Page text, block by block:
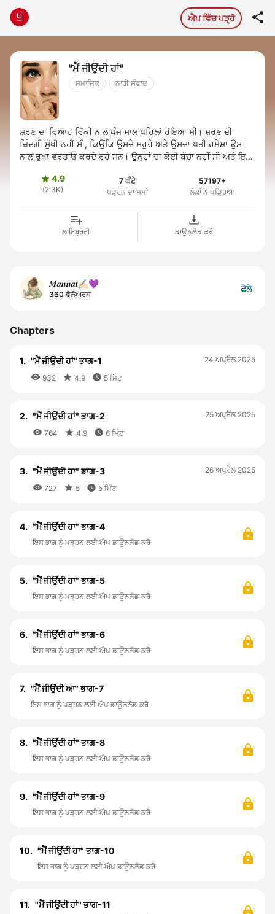
ਐਪ ਵਿੱਚ ਪੜ੍ਹੋ 
"ਮੈਂ ਜੀਉਂਦੀ ਹਾਂ"
ਸਮਾਜਿਕ ਨਾਰੀ ਸੰਵਾਦ
ਸ਼ਰਣ ਦਾ ਵਿਆਹ ਵਿੱਕੀ ਨਾਲ ਪੰਜ ਸਾਲ ਪਹਿਲਾਂ ਹੋਇਆ ਸੀ। ਸ਼ਰਣ ਦੀ
ਜ਼ਿੰਦਗੀ ਸੁੱਖੀ ਨਹੀਂ ਸੀ, ਕਿਉਂਕਿ ਉਸਦੇ ਸਹੁਰੇ ਅਤੇ ਉਸਦਾ ਪਤੀ ਹਮੇਸ਼ਾ ਉਸ
ਨਾਲ ਰੁਖਾ ਵਰਤਾਓ ਕਰਦੇ ਰਹੇ ਸਨ। ਉਨ੍ਹਾਂ ਦਾ ਕੋਈ ਬੱਚਾ ਨਹੀਂ ਸੀ ਅਤੇ ਇਸ
4.9
(2.3K)
7 ਘੰਟੇ
ਪੜ੍ਹਨ ਦਾ ਸਮਾਂ
57197+
ਲੋਕਾਂ ਨੇ ਪੜ੍ਹਿਆ
ਲਾਇਬ੍ਰੇਰੀ ਡਾਊਨਲੋਡ ਕਰੋ
𝑴𝒂𝒏𝒏𝒂𝒕✍🏻💜
360 ਫੋਲੋਅਰਸ
ਫੋਲੋ
Chapters
1. "ਮੈਂ ਜੀਉਂਦੀ ਹਾਂ" ਭਾਗ-1
 932  4.9  5 ਮਿੰਟ
24 ਅਪ੍ਰੈਲ 2025
2. "ਮੈਂ ਜੀਉਂਦੀ ਹਾਂ" ਭਾਗ-2
 764  4.9  6 ਮਿੰਟ
25 ਅਪ੍ਰੈਲ 2025
3. "ਮੈਂ ਜੀਉਂਦੀ ਹਾ" ਭਾਗ-3
 727  5  5 ਮਿੰਟ
26 ਅਪ੍ਰੈਲ 2025
4. "ਮੈਂ ਜੀਉਂਦੀ ਹਾ" ਭਾਗ-4
ਇਸ ਭਾਗ ਨੂੰ ਪੜ੍ਹਨ ਲਈ ਐਪ ਡਾਊਨਲੋਡ ਕਰੋ
5. "ਮੈਂ ਜੀਉਂਦੀ ਹਾ" ਭਾਗ-5
ਇਸ ਭਾਗ ਨੂੰ ਪੜ੍ਹਨ ਲਈ ਐਪ ਡਾਊਨਲੋਡ ਕਰੋ
6. "ਮੈਂ ਜੀਉਂਦੀ ਹਾਂ" ਭਾਗ-6
ਇਸ ਭਾਗ ਨੂੰ ਪੜ੍ਹਨ ਲਈ ਐਪ ਡਾਊਨਲੋਡ ਕਰੋ
7. "ਮੈਂ ਜੀਉਂਦੀ ਆ" ਭਾਗ-7
ਇਸ ਭਾਗ ਨੂੰ ਪੜ੍ਹਨ ਲਈ ਐਪ ਡਾਊਨਲੋਡ ਕਰੋ
8. "ਮੈਂ ਜੀਉਂਦੀ ਹਾਂ" ਭਾਗ-8
ਇਸ ਭਾਗ ਨੂੰ ਪੜ੍ਹਨ ਲਈ ਐਪ ਡਾਊਨਲੋਡ ਕਰੋ
9. "ਮੈਂ ਜੀਉਂਦੀ ਹਾਂ" ਭਾਗ-9
ਇਸ ਭਾਗ ਨੂੰ ਪੜ੍ਹਨ ਲਈ ਐਪ ਡਾਊਨਲੋਡ ਕਰੋ
10. "ਮੈਂ ਜੀਉਂਦੀ ਹਾ" ਭਾਗ-10
ਇਸ ਭਾਗ ਨੂੰ ਪੜ੍ਹਨ ਲਈ ਐਪ ਡਾਊਨਲੋਡ ਕਰੋ
11. "ਮੈਂ ਜੀਉਂਦੀ ਹਾਂ" ਭਾਗ-11